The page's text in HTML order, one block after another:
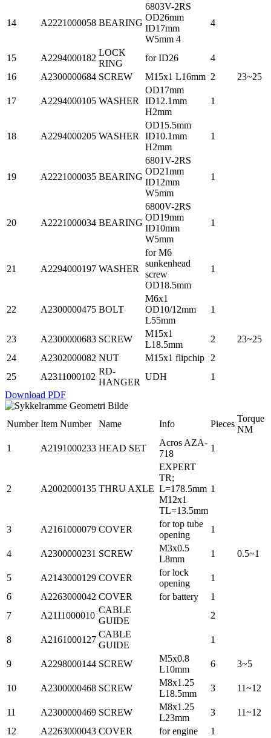
14 A2221000058 BEARING
6803V-2RS
OD26mm
ID17mm
W5mm 4
4
15 A2294000182
LOCK
RING
for ID26
4
16
A2300000684 SCREW M15x1 L16mm 2 23~25
17 A2294000105 WASHER
OD17mm
ID12.1mm
H2mm
1
18 A2294000205 WASHER
OD15.5mm
ID10.1mm
H2mm
1
19 A2221000035 BEARING
6801V-2RS
OD21mm
ID12mm
W5mm
1
20 A2221000034 BEARING
6800V-2RS
OD19mm
ID10mm
W5mm
1
21 A2294000197 WASHER
for M6
sunkenhead
screw
OD18.5mm
1
22 A2300000475 BOLT
M6x1
OD10/12mm
L55mm
1
23 A2300000683 SCREW
M15x1
L18.5mm
2
23~25
24
A2302000082 NUT M15x1 flipchip
2
25
A2311000102
RD-
HANGER
UDH
1
Download PDF
Number Item Number Name Info Pieces
Torque
NM
1
A2191000233 HEAD SET
Acros AZA-
718
1
2 A2002000135 THRU AXLE
EXPERT
TR;
L=178.5mm
M12x1
TL=13.5mm
1
3 A2161000079 COVER
for top tube
opening
1
4 A2300000231 SCREW
M3x0.5
L8mm
1 0.5~1
5 A2143000129 COVER
for lock
opening
1
6
A2263000042 COVER for battery
1
7
A2111000010
CABLE
GUIDE
2
8 A2161000127
CABLE
GUIDE
1
9 A2298000144 SCREW
M5x0.8
L10mm
6 3~5
10 A2300000468 SCREW
M8x1.25
L18.5mm
3 11~12
11 A2300000469 SCREW
M8x1.25
L23mm
3
11~12
12
A2263000043 COVER for engine
1